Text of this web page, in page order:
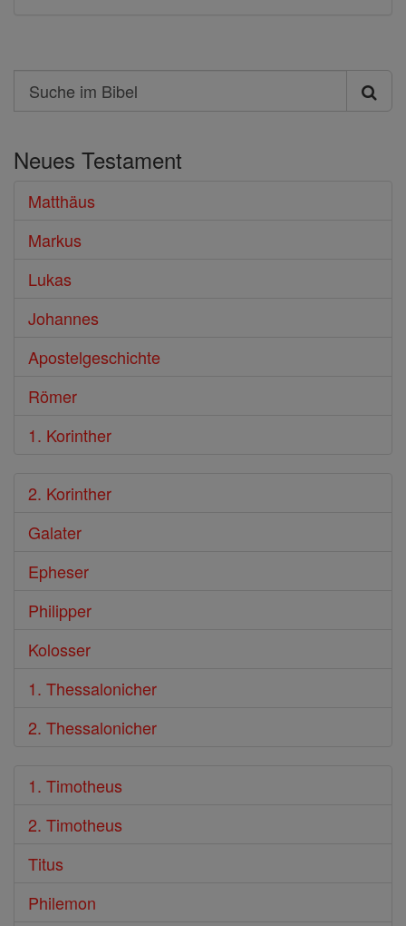
Search
Suche
Bibel
Neues Testament
Matthäus
Markus
Lukas
Johannes
Apostelgeschichte
Römer
1. Korinther
2. Korinther
Galater
Epheser
Philipper
Kolosser
1. Thessalonicher
2. Thessalonicher
1. Timotheus
2. Timotheus
Titus
Philemon